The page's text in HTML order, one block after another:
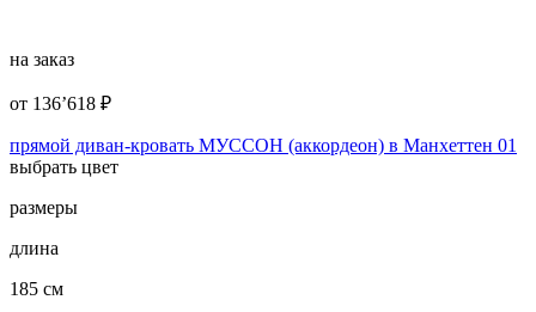
на заказ
от 136’618 ₽
прямой диван-кровать МУССОН (аккордеон) в Манхеттен 01
выбрать цвет
размеры
длина
185 см